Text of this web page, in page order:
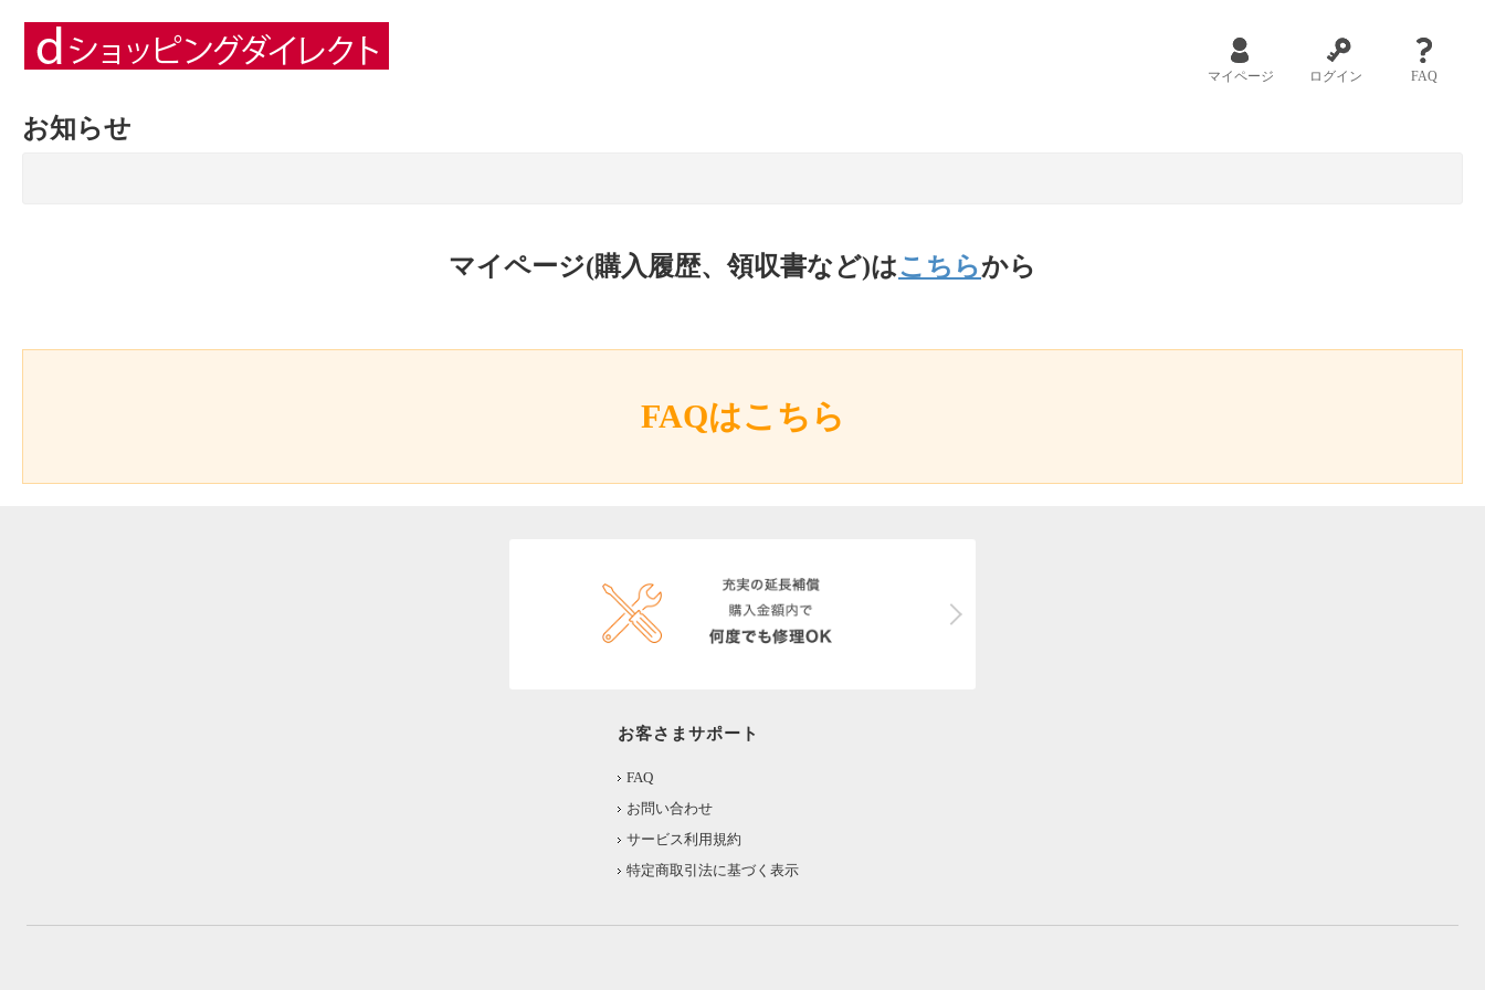
マイページ ログイン FAQ
お知らせ
マイページ(購入履歴、領収書など)はこちらから
FAQはこちら
お客さまサポート
FAQ
お問い合わせ
サービス利用規約
特定商取引法に基づく表示